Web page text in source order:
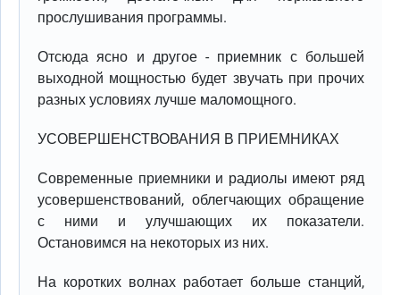
прослушивания программы.
Отсюда ясно и другое - приемник с большей
выходной мощностью будет звучать при прочих
разных условиях лучше маломощного.
УСОВЕРШЕНСТВОВАНИЯ В ПРИЕМНИКАХ
Современные приемники и радиолы имеют ряд
усовершенствований, облегчающих обращение
с ними и улучшающих их показатели.
Остановимся на некоторых из них.
На коротких волнах работает больше станций,